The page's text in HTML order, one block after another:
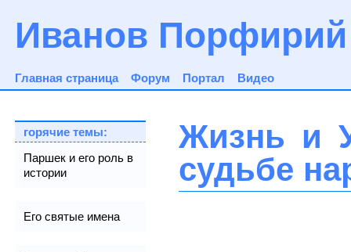
Иванов
Главная страница Форум Портал Видео
горячие темы:
Паршек и его роль в
истории
Его святые имена
Жизнь и
судьбе